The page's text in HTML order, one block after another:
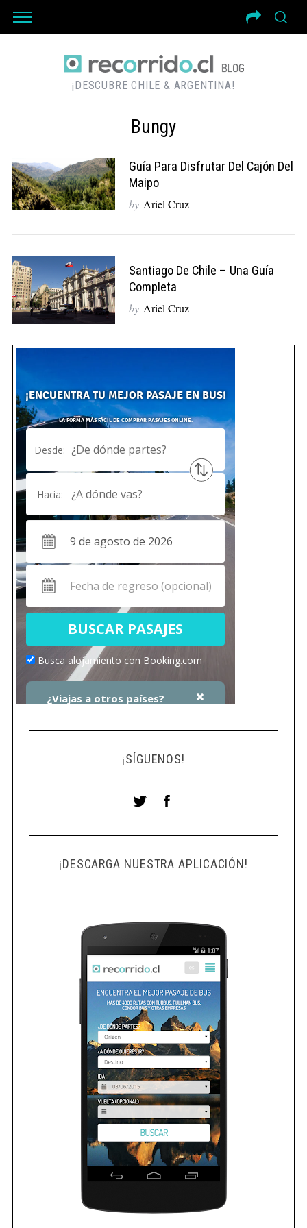
¡DESCUBRE CHILE & ARGENTINA!
Bungy
Guía Para Disfrutar Del Cajón Del
Maipo
by Ariel Cruz
Santiago De Chile – Una Guía
Completa
by Ariel Cruz
¡SÍGUENOS!
¡DESCARGA NUESTRA APLICACIÓN!